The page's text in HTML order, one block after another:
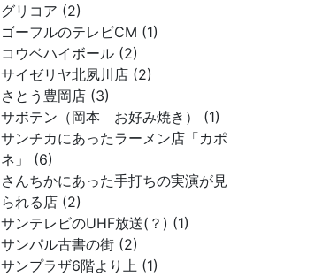
グリコア (2)
ゴーフルのテレビCM (1)
コウベハイボール (2)
サイゼリヤ北夙川店 (2)
さとう豊岡店 (3)
サボテン（岡本 お好み焼き） (1)
サンチカにあったラーメン店「カポ
ネ」 (6)
さんちかにあった手打ちの実演が見
られる店 (2)
サンテレビのUHF放送(？) (1)
サンパル古書の街 (2)
サンプラザ6階より上 (1)